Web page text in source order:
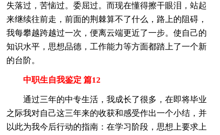
失落过，苦恼过。委屈过。而现在懂得擦干眼泪，站起
来继续往前走，前面的荆棘算不了什么，路上的阻碍，
我每攀越跨越过一次，便离云端更近了一步。使自己的
知识水平，思想品德，工作能力等方面都踏上了一个新
的台阶。
中职生自我鉴定 篇12
通过三年的中专生活，我成长了很多，在即将毕业
之际我对自己这三年来的收获和感受作出一个小结，并
以此为我今后行动的指南：在学习阶段，思想上要求上